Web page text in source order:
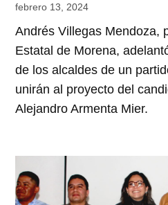
febrero 13, 2024
Andrés Villegas Mendoza,
Estatal de Morena,
de los alcaldes de un
unirán al proyecto del
Alejandro Armenta Mier.